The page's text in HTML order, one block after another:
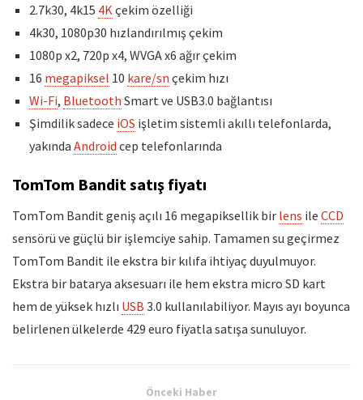
2.7k30, 4k15 4K çekim özelliği
4k30, 1080p30 hızlandırılmış çekim
1080p x2, 720p x4, WVGA x6 ağır çekim
16 megapiksel 10 kare/sn çekim hızı
Wi-Fi, Bluetooth Smart ve USB3.0 bağlantısı
Şimdilik sadece iOS işletim sistemli akıllı telefonlarda,
yakında Android cep telefonlarında
TomTom Bandit satış fiyatı
TomTom Bandit geniş açılı 16 megapiksellik bir lens ile CCD
sensörü ve güçlü bir işlemciye sahip. Tamamen su geçirmez
TomTom Bandit ile ekstra bir kılıfa ihtiyaç duyulmuyor.
Ekstra bir batarya aksesuarı ile hem ekstra micro SD kart
hem de yüksek hızlı USB 3.0 kullanılabiliyor. Mayıs ayı boyunca
belirlenen ülkelerde 429 euro fiyatla satışa sunuluyor.
Önceki Haber